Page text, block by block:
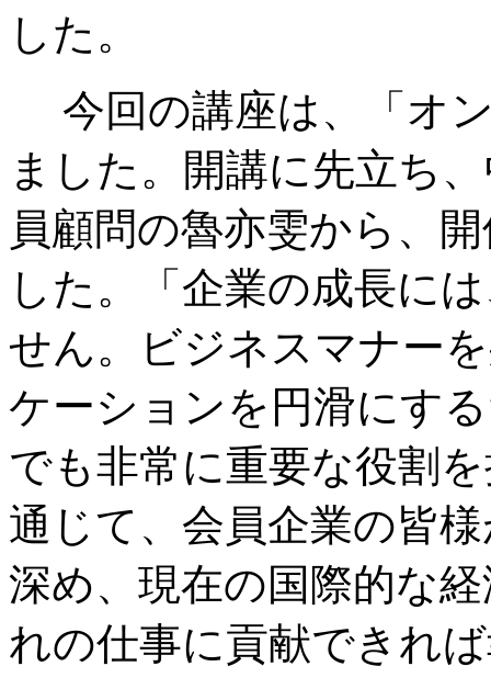
した。
今回の講座は、「オ
ました。開講に先立ち
員顧問の魯亦雯から、
した。「企業の成長に
せん。ビジネスマナー
ケーションを円滑にす
でも非常に重要な役割
通じて、会員企業の皆
深め、現在の国際的な
れの仕事に貢献できれ